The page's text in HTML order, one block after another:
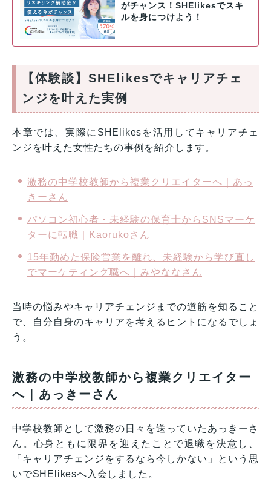
がチャンス！SHElikesでスキ
ルを身につけよう！
【体験談】SHElikesでキャリアチェ
ンジを叶えた実例
本章では、実際にSHElikesを活用してキャリアチェ
ンジを叶えた女性たちの事例を紹介します。
激務の中学校教師から複業クリエイターへ｜あっ
きーさん
パソコン初心者・未経験の保育士からSNSマーケ
ターに転職｜Kaorukoさん
15年勤めた保険営業を離れ、未経験から学び直し
でマーケティング職へ｜みやななさん
当時の悩みやキャリアチェンジまでの道筋を知ること
で、自分自身のキャリアを考えるヒントになるでしょ
う。
激務の中学校教師から複業クリエイター
へ｜あっきーさん
中学校教師として激務の日々を送っていたあっきーさ
ん。心身ともに限界を迎えたことで退職を決意し、
「キャリアチェンジをするなら今しかない」という思
いでSHElikesへ入会しました。